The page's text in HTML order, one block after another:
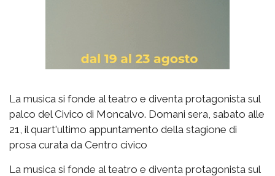
La musica si fonde al teatro e diventa protagonista sul
palco del Civico di Moncalvo. Domani sera, sabato alle
21, il quart'ultimo appuntamento della stagione di
prosa curata da Centro civico
La musica si fonde al teatro e diventa protagonista sul